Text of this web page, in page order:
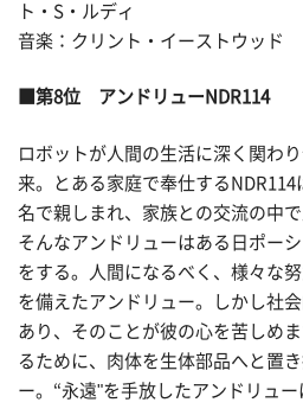
ト・S・ルディ
音楽：クリント・イーストウッド
■第8位 アンドリューNDR114
ロボットが人間の生活に深く関わ
来。とある家庭で奉仕する
名で親しまれ、家族との交流の中
そんなアンドリューはある日ポー
をする。人間になるべく、様々な
を備えたアンドリュー。しかし社
あり、そのことが彼の心を苦しめ
るために、肉体を生体部品へと置
ー。“永遠"を手放したアンドリュ